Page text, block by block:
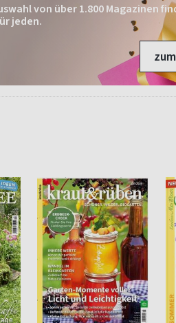
von über 1.800 Magazinen
jeden.